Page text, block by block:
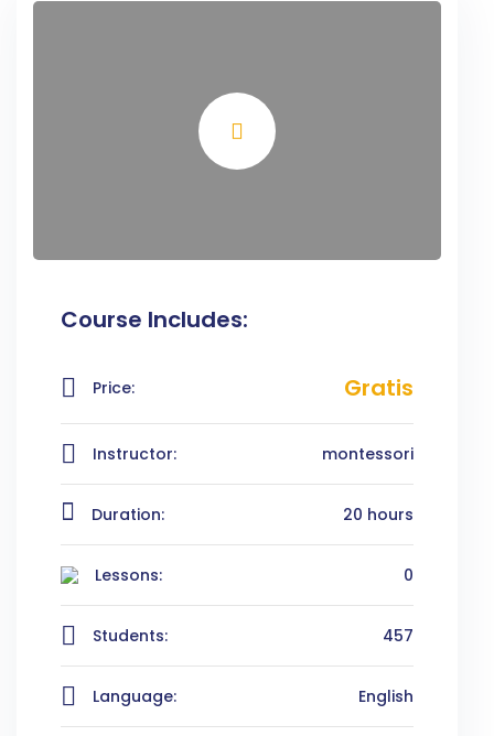
Course Includes:
Price: Gratis
Instructor: montessori
Duration: 20 hours
Lessons: 0
Students: 457
Language: English